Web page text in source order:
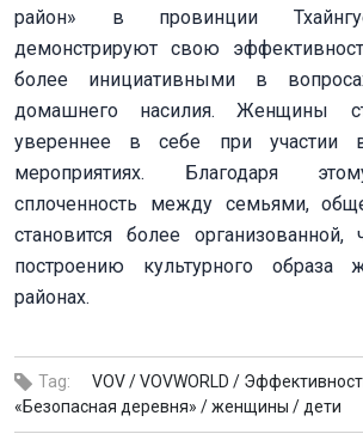
район» в провинции
демонстрируют свою
более инициативными в
домашнего насилия. Женщины
увереннее в себе при участии
мероприятиях. Благодаря
сплоченность между семьями,
становится более организованной,
построению культурного
районах.
Tag: VOV /VOVWORLD /
«Безопасная деревня» /женщины /дети